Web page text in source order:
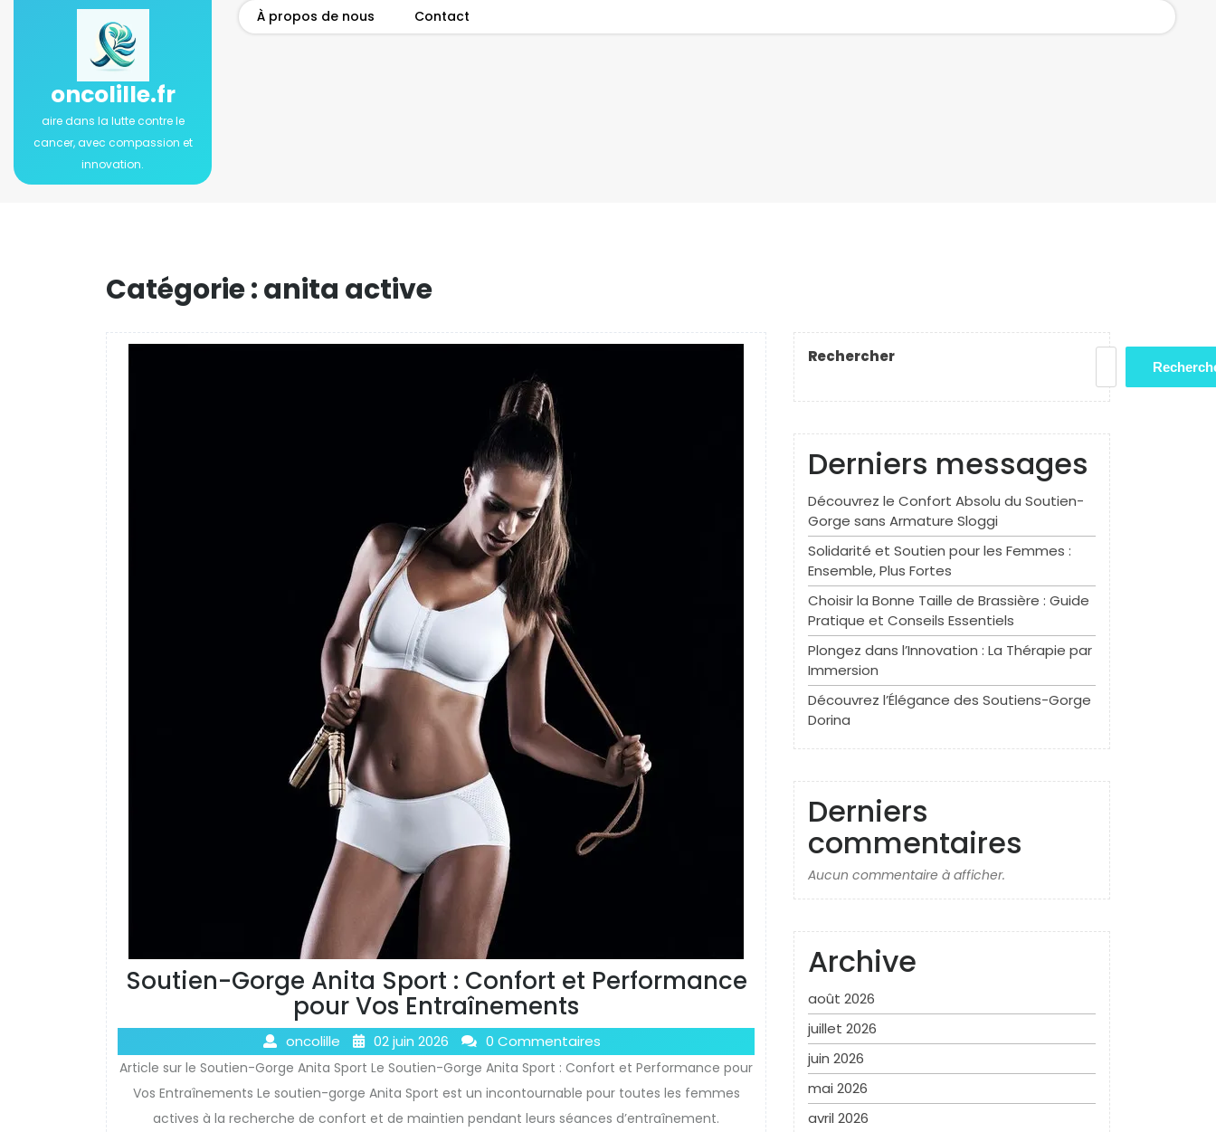
oncolille.fr
aire dans la lutte contre le
cancer, avec compassion et
innovation.
À propos de nous Contact
Catégorie :anita active
Soutien-Gorge Anita Sport : Confort et Performance
pour Vos Entraînements
oncolille 02 juin 2026 0 Commentaires
Article sur le Soutien-Gorge Anita Sport Le Soutien-Gorge Anita Sport : Confort et Performance pour
Vos Entraînements Le soutien-gorge Anita Sport est un incontournable pour toutes les femmes
actives à la recherche de confort et de maintien pendant leurs séances d’entraînement.
Rechercher
Derniers messages
Découvrez le Confort Absolu du Soutien-
Gorge sans Armature Sloggi
Solidarité et Soutien pour les Femmes :
Ensemble, Plus Fortes
Choisir la Bonne Taille de Brassière : Guide
Pratique et Conseils Essentiels
Plongez dans l’Innovation : La Thérapie par
Immersion
Découvrez l’Élégance des Soutiens-Gorge
Dorina
Derniers
commentaires
Aucun commentaire à afficher.
Archive
août 2026
juillet 2026
juin 2026
mai 2026
avril 2026